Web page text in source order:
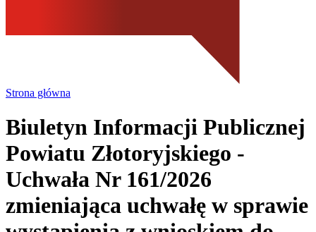
Strona główna
Biuletyn Informacji Publicznej
Powiatu Złotoryjskiego -
Uchwała Nr 161/2026
zmieniająca uchwałę w sprawie